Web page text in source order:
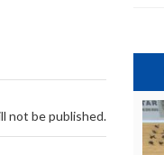
not be published.